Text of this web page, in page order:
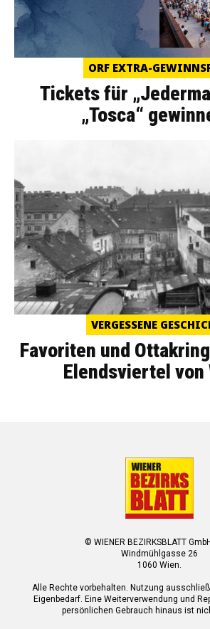
ORF EXTRA-
Tickets für
„Tosca“
VERGESSENE
Favoriten und
Elendsviertel von
© WIENER BEZIRKSBLATT
Windmühlgasse 26
1060 Wien.
Alle Rechte vorbehalten. Nutzung
Eigenbedarf. Eine Weiterverwendung und
persönlichen Gebrauch hinaus ist